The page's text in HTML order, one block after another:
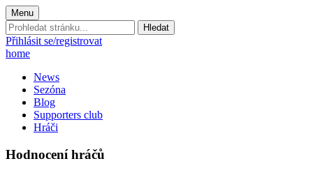
Menu
Prohledat
stránku:
Přihlásit se/registrovat
home
News
Sezóna
Blog
Supporters club
Hráči
Hodnocení hráčů